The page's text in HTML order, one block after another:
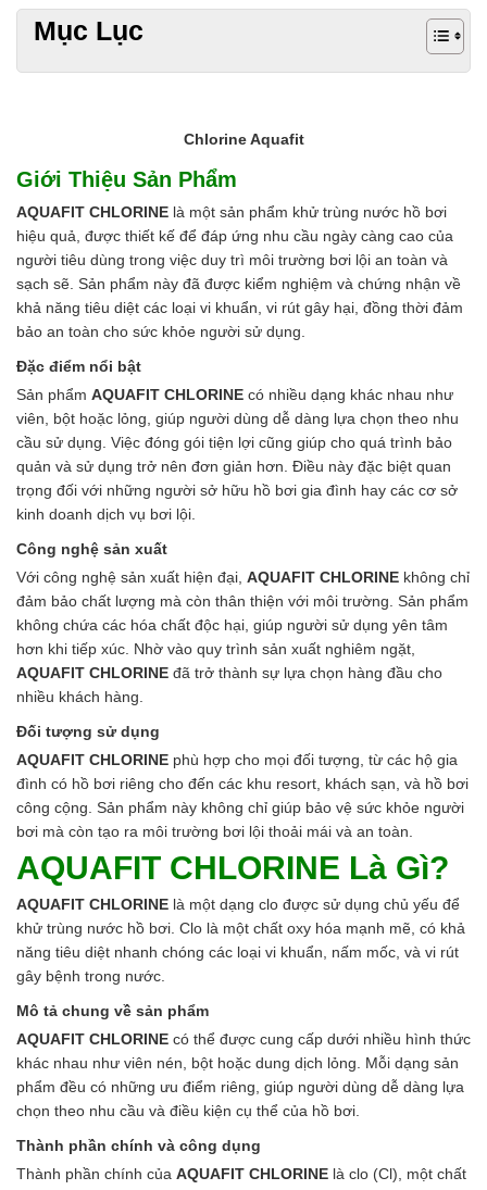
Chất phụ gia nước mắm
Chất phụ gia rau củ quả
Tẩy rửa ô tô xe máy
Tẩy cáu cặn đường ống
Tẩy rửa khác
HÓA CHẤT THỦY SẢN
Hóa chất xử lý nước
Men đường ruột
Men vi sinh EM gốc
Bổ gan và giải độc gan
Phòng và trị bệnh
Bổ sung dinh dưỡng tăng trọng
Hấp thụ khí độc Yucca
HÓA CHẤT XỬ LÝ NƯỚC
Xử lý nước hồ bơi
Xử lý nước sinh hoạt
Xử lý nước thải
Xử lý nước khác
DUNG MÔI CÔNG NGHIỆP
Pha sơn nước
Pha sơn epoxy
Pha sơn dầu
Pha sơn tĩnh điện
Dung môi khác
HƯƠNG LIỆU TINH DẦU
HÓA CHẤT CÔNG NGHIỆP
Axit
Hóa chất khác
Muối
Kim loại màu
Oxit kim loại
HÓA CHẤT THÍ NGHIỆM
Hóa chất thí nghiệm
HÓA CHẤT NÔNG NGHIỆP
Nguyên liệu phân bón
Chế phẩm sinh học
Nguyên liệu chăn nuôi
HÓA CHẤT XÂY DỰNG
Chống thấm sika
Silicone KCC
Mục Lục
Chlorine Aquafit
Giới Thiệu Sản Phẩm
AQUAFIT CHLORINE là một sản phẩm khử trùng nước hồ bơi
hiệu quả, được thiết kế để đáp ứng nhu cầu ngày càng cao của
người tiêu dùng trong việc duy trì môi trường bơi lội an toàn và
sạch sẽ. Sản phẩm này đã được kiểm nghiệm và chứng nhận về
khả năng tiêu diệt các loại vi khuẩn, vi rút gây hại, đồng thời đảm
bảo an toàn cho sức khỏe người sử dụng.
Đặc điểm nổi bật
Sản phẩm AQUAFIT CHLORINE có nhiều dạng khác nhau như
viên, bột hoặc lỏng, giúp người dùng dễ dàng lựa chọn theo nhu
cầu sử dụng. Việc đóng gói tiện lợi cũng giúp cho quá trình bảo
quản và sử dụng trở nên đơn giản hơn. Điều này đặc biệt quan
trọng đối với những người sở hữu hồ bơi gia đình hay các cơ sở
kinh doanh dịch vụ bơi lội.
Công nghệ sản xuất
Với công nghệ sản xuất hiện đại, AQUAFIT CHLORINE không chỉ
đảm bảo chất lượng mà còn thân thiện với môi trường. Sản phẩm
không chứa các hóa chất độc hại, giúp người sử dụng yên tâm
hơn khi tiếp xúc. Nhờ vào quy trình sản xuất nghiêm ngặt,
AQUAFIT CHLORINE đã trở thành sự lựa chọn hàng đầu cho
nhiều khách hàng.
Đối tượng sử dụng
AQUAFIT CHLORINE phù hợp cho mọi đối tượng, từ các hộ gia
đình có hồ bơi riêng cho đến các khu resort, khách sạn, và hồ bơi
công cộng. Sản phẩm này không chỉ giúp bảo vệ sức khỏe người
bơi mà còn tạo ra môi trường bơi lội thoải mái và an toàn.
AQUAFIT CHLORINE Là Gì?
AQUAFIT CHLORINE là một dạng clo được sử dụng chủ yếu để
khử trùng nước hồ bơi. Clo là một chất oxy hóa mạnh mẽ, có khả
năng tiêu diệt nhanh chóng các loại vi khuẩn, nấm mốc, và vi rút
gây bệnh trong nước.
Mô tả chung về sản phẩm
AQUAFIT CHLORINE có thể được cung cấp dưới nhiều hình thức
khác nhau như viên nén, bột hoặc dung dịch lỏng. Mỗi dạng sản
phẩm đều có những ưu điểm riêng, giúp người dùng dễ dàng lựa
chọn theo nhu cầu và điều kiện cụ thể của hồ bơi.
Thành phần chính và công dụng
Thành phần chính của AQUAFIT CHLORINE là clo (Cl), một chất